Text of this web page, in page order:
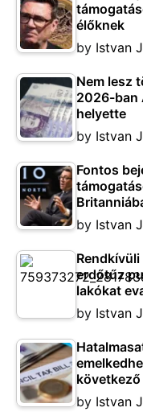
élőknek
by Istvan
Nem lesz
2026-ban
helyette
by Istvan
Fontos
by Istvan
erdőtűz
lakókat
by Istvan
by Istvan